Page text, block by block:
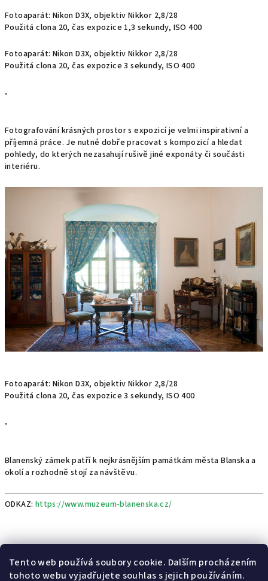
Tento web používá soubory cookie. Dalším procházením
tohoto webu vyjadřujete souhlas s jejich používáním.
Fotoaparát: Nikon D3X, objektiv Nikkor 2,8/28
Použitá clona 20, čas expozice 1,3 sekundy, ISO 400
Fotoaparát: Nikon D3X, objektiv Nikkor 2,8/28
Použitá clona 20, čas expozice 3 sekundy, ISO 400
.
Fotografování krásných prostor s expozicí je velmi inspirativní a
příjemná práce. Je nutné dobře pracovat s kompozicí a hledat
pohledy, do kterých nezasahují rušivě jiné exponáty či součásti
interiéru.
Fotoaparát: Nikon D3X, objektiv Nikkor 2,8/28
Použitá clona 20, čas expozice 3 sekundy, ISO 400
.
Blanenský zámek patří k nejkrásnějším památkám města Blanska a
okolí a rozhodně stojí za návštěvu.
ODKAZ: https://www.muzeum-blanenska.cz/
Předchozí článek Další článek